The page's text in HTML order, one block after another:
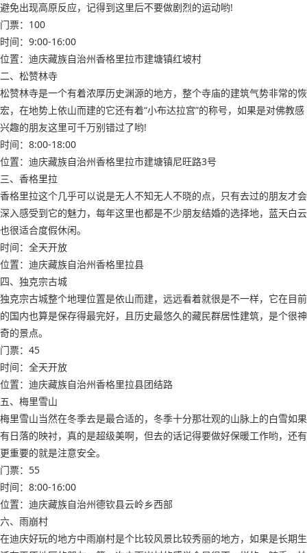
避免出现高原反应，记得到这里后不要做剧烈的运动哟!
门票：100
时间：9:00-16:00
位置：迪庆藏族自治州香格里拉市建塘镇红坡村
二、松赞林寺
松赞林寺是一个有着浓厚历史渊源的地方，整个寺庙的建筑气势非常的恢
宏，在地势上依山而建的它还有着“小布达拉宫”的称号，如果是对佛教感
兴趣的朋友这里可千万别错过了哟!
时间：8:00-18:00
位置：迪庆藏族自治州香格里拉市建塘镇尼旺路3号
三、香格里拉
香格里拉这个几乎可以说是无人不知无人不晓的点，只有去过的朋友才会
深入感受到它的魅力，每年这里也都是不少朋友结婚的选择地，蓝天白云
也很适合度假休闲。
时间：全天开放
位置：迪庆藏族自治州香格里拉县
四、独克宗古城
独克宗古城整个地理位置是依山而建，远远看着就很是不一样，它在目前
的国内也算是保存得最完好，且历史最悠久的藏民群居性建筑，是个很神
奇的景点。
门票：45
时间：全天开放
位置：迪庆藏族自治州香格里拉县团结路
五、梅里雪山
梅里雪山当然在冬季去是最合适的，冬季十分那壮观的山脉上的白雪如果
有日落的映衬，真的是超级美啊，但去的话记得要做好保暖工作哟，还有
更重要的就是注意安全。
门票：55
时间：8:00-16:00
位置：迪庆藏族自治州德钦县云岭乡西部
六、雨崩村
在迪庆好玩的地方中雨崩村是个比较风景比较秀丽的地方，如果是长期生